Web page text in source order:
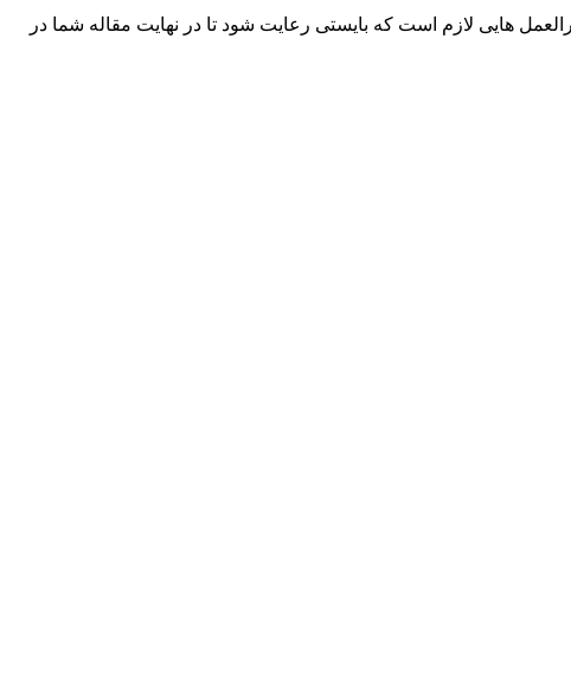
هایی لازم است که بایستی رعایت شود تا در نهایت مقاله شما در